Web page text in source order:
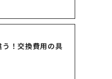
！交換費用の具